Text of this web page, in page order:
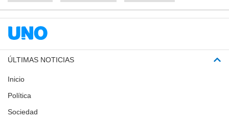
ÚLTIMAS NOTICIAS
Inicio
Política
Sociedad